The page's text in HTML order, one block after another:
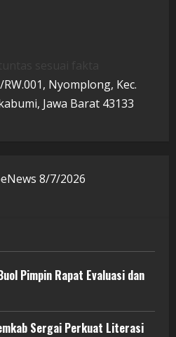
Nyomplong, Kec.
Jawa Barat 43133
8/7/2026
Pimpin Rapat Evaluasi dan
Sergai Perkuat Literasi